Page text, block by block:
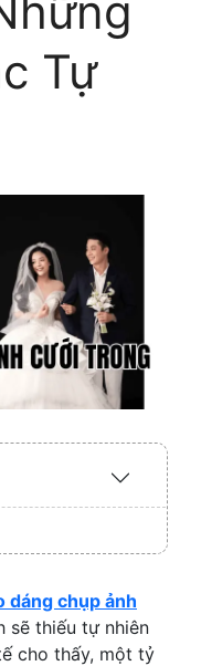
Tự
Expand
/
dáng chụp ảnh
sẽ thiếu tự nhiên
cho thấy, một tỷ